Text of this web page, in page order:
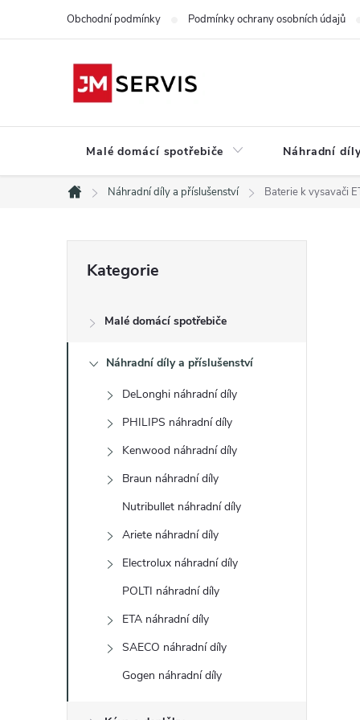
Obchodní podmínky Podmínky ochrany osobních údajů
Malé domácí spotřebiče Náhradní
Domů
Náhradní díly a příslušenství Baterie k vysavači
s
n
kategorie
Kategorie
Malé domácí spotřebiče
Náhradní díly a příslušenství
DeLonghi náhradní díly
PHILIPS náhradní díly
Kenwood náhradní díly
Braun náhradní díly
Nutribullet náhradní díly
Ariete náhradní díly
Electrolux náhradní díly
POLTI náhradní díly
ETA náhradní díly
SAECO náhradní díly
Gogen náhradní díly